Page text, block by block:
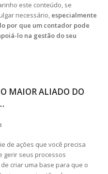
este conteúdo, se
necessário, especialmente
por que um contador pode
lo na gestão do seu
MAIOR ALIADO DO
de ações que você precisa
gerir seus processos
criar uma base para que o